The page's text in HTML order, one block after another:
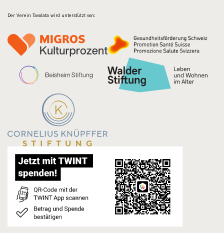
Der Verein Tavolata wird unterstützt von: